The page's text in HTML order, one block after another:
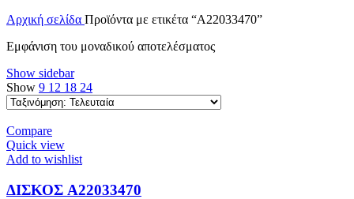
Αρχική σελίδα Προϊόντα με ετικέτα “A22033470”
Εμφάνιση του μοναδικού αποτελέσματος
Show sidebar
Show 9 12 18 24
Compare
Quick view
Add to wishlist
ΔΙΣΚΟΣ A22033470